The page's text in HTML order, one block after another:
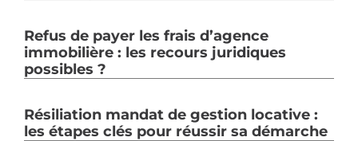
Refus de payer les frais d’agence
immobilière : les recours juridiques
possibles ?
Résiliation mandat de gestion locative :
les étapes clés pour réussir sa démarche